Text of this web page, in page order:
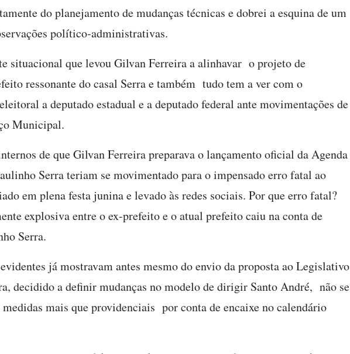
do planejamento de mudanças técnicas e dobrei a esquina de um
político-administrativas.
situacional que levou Gilvan Ferreira a alinhavar o projeto de
ressonante do casal Serra e também tudo tem a ver com o
a deputado estadual e a deputado federal ante movimentações de
Municipal.
de que Gilvan Ferreira preparava o lançamento oficial da Agenda
Serra teriam se movimentado para o impensado erro fatal ao
em plena festa junina e levado às redes sociais. Por que erro fatal?
explosiva entre o ex-prefeito e o atual prefeito caiu na conta de
Serra.
já mostravam antes mesmo do envio da proposta ao Legislativo
decidido a definir mudanças no modelo de dirigir Santo André, não se
mais que providenciais por conta de encaixe no calendário